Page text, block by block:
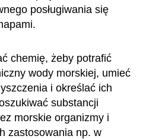
posługiwania się
chemię, żeby potrafić
wody morskiej, umieć
i określać ich
substancji
morskie organizmy i
zastosowania np. w